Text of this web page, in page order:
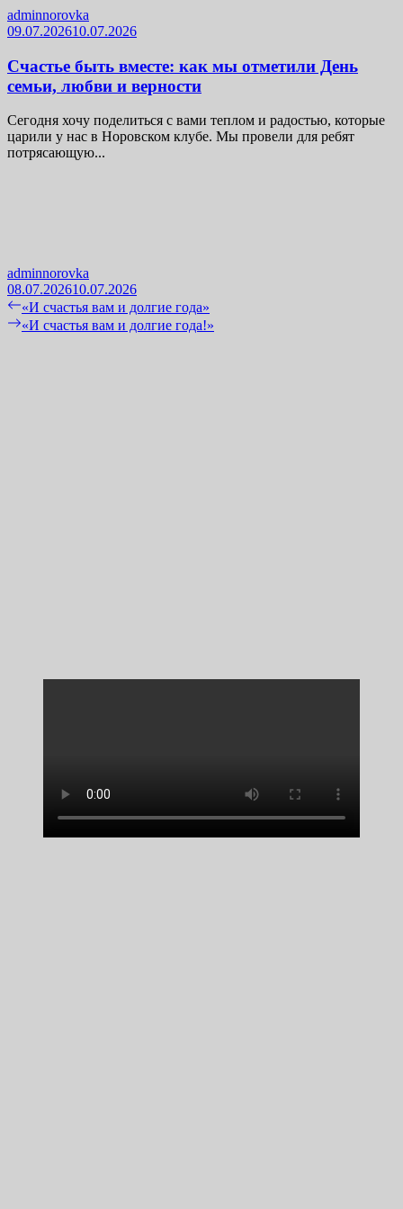
adminnorovka
09.07.202610.07.2026
Счастье быть вместе: как мы отметили День
семьи, любви и верности
Сегодня хочу поделиться с вами теплом и радостью, которые
царили у нас в Норовском клубе. Мы провели для ребят
потрясающую...
adminnorovka
08.07.202610.07.2026
Навигация
по
Previous
post:
«И счастья вам и долгие года»
Next
«И счастья вам и долгие года!»